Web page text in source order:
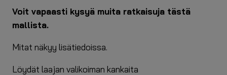
Voit vapaasti kysyä muita ratkaisuja tästä
mallista.
Mitat näkyy lisätiedoissa.
Löydät laajan valikoiman kankaita